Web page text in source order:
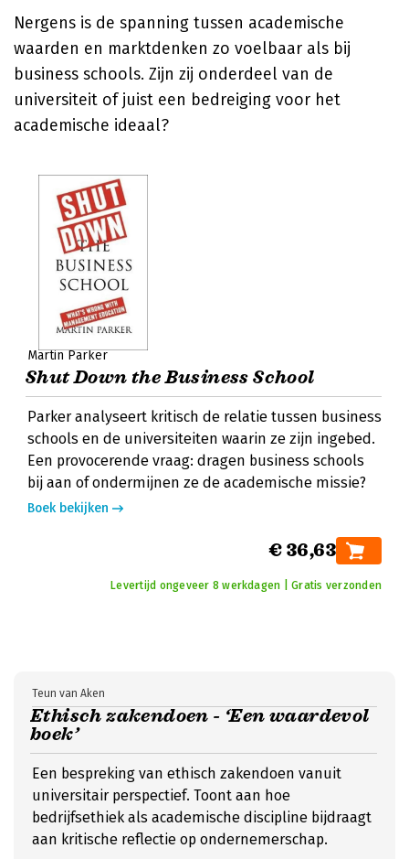
Nergens is de spanning tussen academische
waarden en marktdenken zo voelbaar als bij
business schools. Zijn zij onderdeel van de
universiteit of juist een bedreiging voor het
academische ideaal?
Martin Parker
Shut Down the Business School
Parker analyseert kritisch de relatie tussen business
schools en de universiteiten waarin ze zijn ingebed.
Een provocerende vraag: dragen business schools
bij aan of ondermijnen ze de academische missie?
Boek bekijken
€ 36,63
Levertijd ongeveer 8 werkdagen | Gratis verzonden
Ethisch zakendoen - ‘Een waardevol
boek’
Teun van Aken
Een bespreking van ethisch zakendoen vanuit
universitair perspectief. Toont aan hoe
bedrijfsethiek als academische discipline bijdraagt
aan kritische reflectie op ondernemerschap.